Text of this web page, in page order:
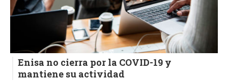
Enisa no cierra por la COVID-19 y
mantiene su actividad